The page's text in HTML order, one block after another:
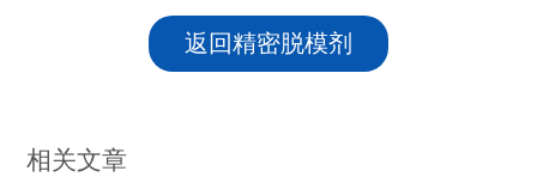
返回精密脱模剂
相关文章